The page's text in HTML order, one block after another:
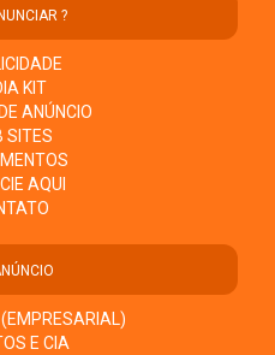
?
KIT
ANÚNCIO
SITES
AQUI
E CIA